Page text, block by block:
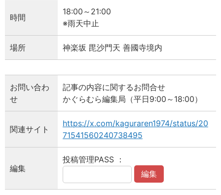
時間
18:00～21:00
※雨天中止
場所 神楽坂 毘沙門天 善國寺境内
お問い合わ
せ
記事の内容に関するお問合せ
かぐらむら編集局（平日9:00～18:00）
関連サイト
https://x.com/kaguraren1974/status/20
71541560240738495
編集
投稿管理PASS ：
編集